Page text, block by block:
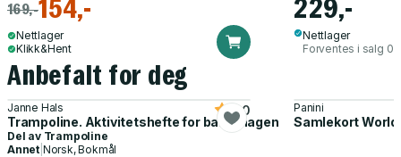
169,-154,-
Nettlager
Klikk&Hent
229,-
Nettlager
Forventes i salg
Anbefalt for deg
Janne Hals
Trampoline. Aktivitetshefte for barnehagen
5.0
Del av Trampoline
Annet Norsk, Bokmål
Panini
Samlekort